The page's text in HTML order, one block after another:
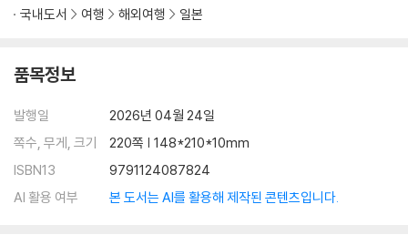
국내도서
여행 해외여행 일본
품목정보
발행일
2026년 04월 24일
쪽수, 무게, 크기
220쪽 | 148*210*10mm
ISBN13
9791124087824
AI 활용 여부
본 도서는 AI를 활용해 제작된 콘텐츠입니다.